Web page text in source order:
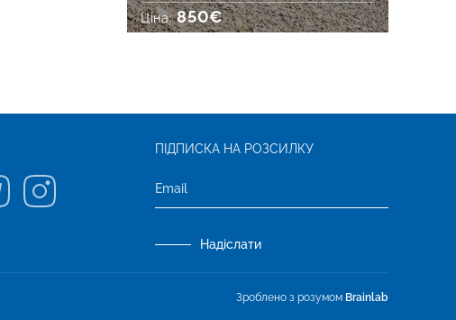
Ціна:850€
ПІДПИСКА НА РОЗСИЛКУ
Надіслати
Зроблено з розумом Brainlab